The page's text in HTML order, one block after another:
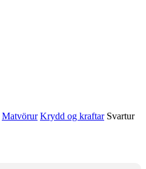
Matvörur Krydd og kraftar Svartur